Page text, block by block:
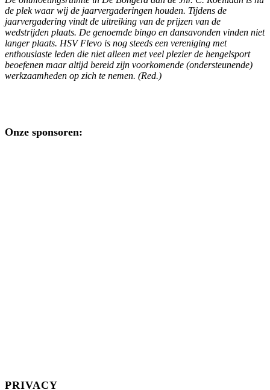
de plek waar wij de jaarvergaderingen houden. Tijdens de
jaarvergadering vindt de uitreiking van de prijzen van de
wedstrijden plaats. De genoemde bingo en dansavonden vinden niet
langer plaats. HSV Flevo is nog steeds een vereniging met
enthousiaste leden die niet alleen met veel plezier de hengelsport
beoefenen maar altijd bereid zijn voorkomende (ondersteunende)
werkzaamheden op zich te nemen. (Red.)
Onze sponsoren:
PRIVACY